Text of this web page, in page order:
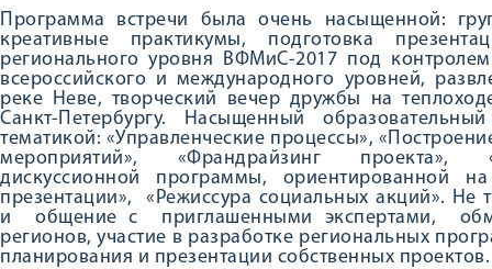
Программа встречи была очень насыщенной:
креативные практикумы, подготовка
регионального уровня ВФМиС-2017 под
всероссийского и международного уровней,
реке Неве, творческий вечер дружбы на
Санкт-Петербургу. Насыщенный
тематикой: «Управленческие процессы»,
мероприятий», «Франдрайзинг проекта»,
дискуссионной программы, ориентированной
презентации», «Режиссура социальных акций». Не
и общение с приглашенными экспертами,
регионов, участие в разработке региональных
планирования и презентации собственных проектов.